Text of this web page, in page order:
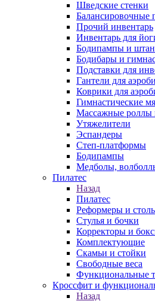
Шведские стенки
Балансировочные
Прочий инвентарь
Инвентарь для
Бодипампы и
Бодибары и
Подставки для
Гантели для
Коврики для
Гимнастические
Массажные роллы
Утяжелители
Эспандеры
Степ-платформы
Бодипампы
Медболы,
Пилатес
Назад
Пилатес
Реформеры и
Стулья и бочки
Корректоры и
Комплектующие
Скамьи и стойки
Свободные веса
Функциональные
Кроссфит и
Назад